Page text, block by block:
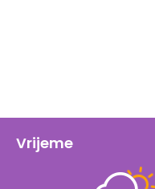
Vrijeme